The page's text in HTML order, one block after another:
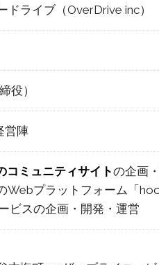
ドライブ（OverDrive inc）
役）
営陣
コミュニティサイトの企画
Webプラットフォーム「
ビスの企画・開発・運営